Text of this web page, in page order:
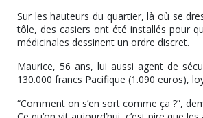
Sur les hauteurs du quartier, là où se
tôle, des casiers ont été installés pour
médicinales dessinent un ordre discret.
Maurice, 56 ans, lui aussi agent de
130.000 francs Pacifique (1.090 euros),
“Comment on s’en sort comme ça ?”,